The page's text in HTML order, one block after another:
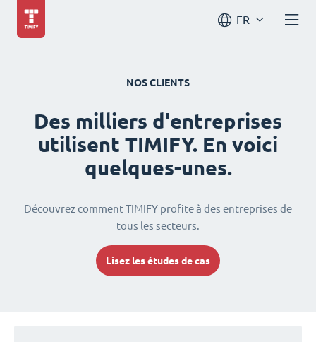
FR
NOS CLIENTS
Des milliers d'entreprises
utilisent TIMIFY. En voici
quelques-unes.
Découvrez comment TIMIFY profite à des entreprises de
tous les secteurs.
Lisez les études de cas